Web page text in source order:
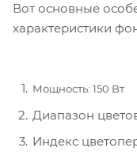
Вот основные
характеристики
Мощность: 150 Вт
Диапазон
Индекс